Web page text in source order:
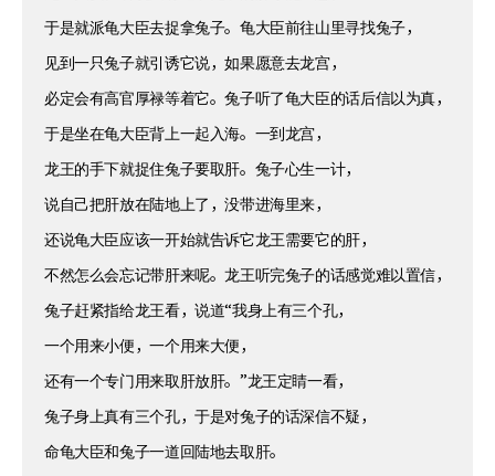
于是就派龟大臣去捉拿兔子。龟大臣前往山里寻找兔子，
见到一只兔子就引诱它说，如果愿意去龙宫，
必定会有高官厚禄等着它。兔子听了龟大臣的话后信以为真，
于是坐在龟大臣背上一起入海。一到龙宫，
龙王的手下就捉住兔子要取肝。兔子心生一计，
说自己把肝放在陆地上了，没带进海里来，
还说龟大臣应该一开始就告诉它龙王需要它的肝，
不然怎么会忘记带肝来呢。龙王听完兔子的话感觉难以置信，
兔子赶紧指给龙王看，说道“我身上有三个孔，
一个用来小便，一个用来大便，
还有一个专门用来取肝放肝。”龙王定睛一看，
兔子身上真有三个孔，于是对兔子的话深信不疑，
命龟大臣和兔子一道回陆地去取肝。